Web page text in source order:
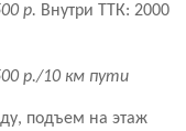
р. Внутри ТТК: 2000
р./10 км пути
подъем на этаж